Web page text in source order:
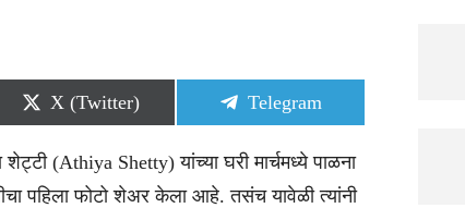
Share
on
X (Twitter)
Share
on
Telegram
(Athiya Shetty) यांच्या घरी मार्चमध्ये पाळना
पहिला फोटो शेअर केला आहे. तसंच यावेळी त्यांनी